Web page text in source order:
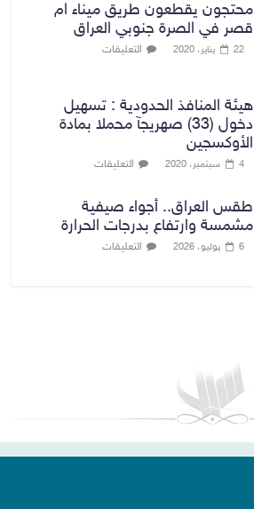
محتجون يقطعون طريق ميناء ام
قصر في الصرة جنوبي العراق
22 يناير، 2020 التعليقات
هيئة المنافذ الحدودية : تسهيل
دخول (33) صهريجآ محملا بمادة
الأوكسجين
4 سبتمبر، 2020 التعليقات
طقس العراق.. أجواء صيفية
مشمسة وارتفاع بدرجات الحرارة
6 يوليو، 2026 التعليقات